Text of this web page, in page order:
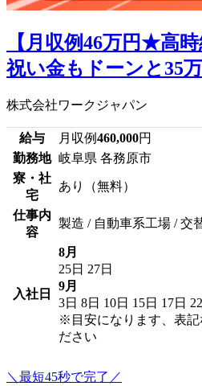
【月収例46万円★高
祝い金もドーンと35
株式会社ワークジャパン
給与 月収例460,000円
勤務地 岐阜県 各務原市
寮・社
宅
あり（無料）
仕事内
容
製造 / 自動車系工場 / 交
入社日
8月
25日 27日
9月
3日 8日 10日 15日 17日
※目安になります、表記
ださい
＼最短45秒で完了／